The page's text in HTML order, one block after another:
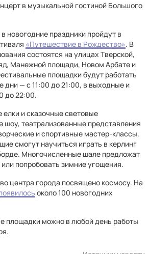
в музыкальной гостиной Большого
новогодние праздники пройдут в
«Путешествие в Рождество». В
состоятся на улицах Тверской,
Манежной площади, Новом Арбате и
площадки будут работать
дни — с 11:00 до 21:00, в выходные и
до 22:00.
елки и сказочные световые
шоу, театрализованные представления
и спортивные мастер-классы.
смогут научиться играть в керлинг
Многочисленные шале предложат
попробовать зимние угощения.
центра города посвящено космосу. На
около 100 новогодних
площадки можно в любой день работы